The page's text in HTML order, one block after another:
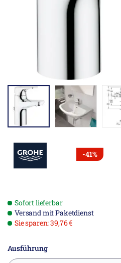
-41%
Sofort lieferbar
Versand mit Paketdienst
Sie sparen: 39,76 €
Ausführung